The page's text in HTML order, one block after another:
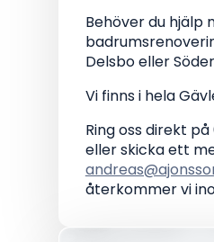
Behöver du hjälp
Delsbo eller
Vi finns i hela
Ring oss direkt
eller skicka ett
återkommer vi